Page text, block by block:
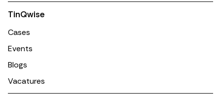
TinQwise
Cases
Events
Blogs
Vacatures